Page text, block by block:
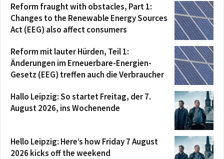
Reform fraught with obstacles, Part 1:
Changes to the Renewable Energy Sources
Act (EEG) also affect consumers
Reform mit lauter Hürden, Teil 1:
Änderungen im Erneuerbare-Energien-
Gesetz (EEG) treffen auch die Verbraucher
Hallo Leipzig: So startet Freitag, der 7.
August 2026, ins Wochenende
Hello Leipzig: Here’s how Friday 7 August
2026 kicks off the weekend